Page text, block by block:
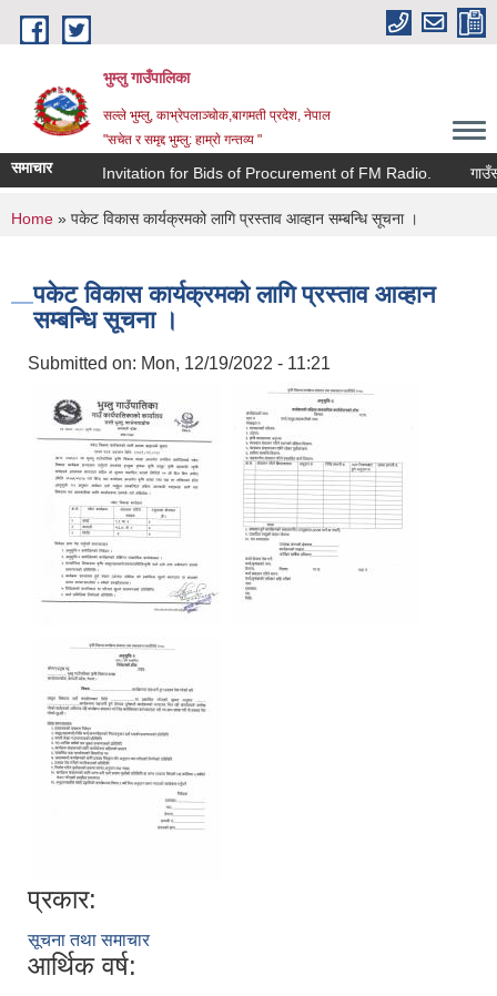
Skip to main content
भुम्लु गाउँपालिका
सल्ले भुम्लु, काभ्रेपलाञ्चोक,बागमती प्रदेश, नेपाल
"सचेत र समृद्द भुम्लु: हाम्राे गन्तव्य "
समाचार
सूचना ! Invitation for Bids of Procurement of FM Radio.
You are here
Home » पकेट विकास कार्यक्रमको लागि प्रस्ताव आव्हान सम्बन्धि सूचना ।
पकेट विकास कार्यक्रमको लागि प्रस्ताव आव्हान
सम्बन्धि सूचना ।
Submitted on: Mon, 12/19/2022 - 11:21
प्रकार:
सूचना तथा समाचार
आर्थिक वर्ष: